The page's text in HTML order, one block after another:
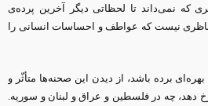
که نمی‌داند تا لحظاتی دیگر آخرین پرده‌ی
نیست که عواطف و احساسات انسانی را
برده باشد، از دیدن این صحنه‌ها متأثّر و
دهد، چه در فلسطین و عراق و لبنان و سوریه.